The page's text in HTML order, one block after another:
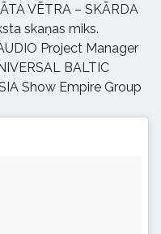
VĒTRA – SKĀRDA
skaņas miks.
Project Manager
BALTIC
Show Empire Group